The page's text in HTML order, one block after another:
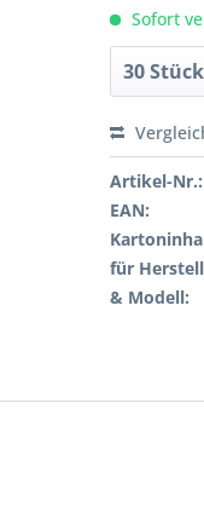
Sofort
Artikel-Nr.:
EAN:
für
& Modell: